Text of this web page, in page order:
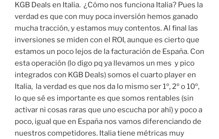
KGB Deals en Italia. ¿Cómo nos funciona Italia? Pues la
verdad es que con muy poca inversión hemos ganado
mucha tracción, y estamos muy contentos. Al final las
inversiones se miden con el ROI, aunque es cierto que
estamos un poco lejos de la facturación de España. Con
esta operación (lo digo pq ya llevamos un mes y pico
integrados con KGB Deals) somos el cuarto player en
Italia, la verdad es que nos da lo mismo ser 1º, 2º o 10º,
lo que sé es importante es que somos rentables (sin
activar ni cosas raras que uno escucha por ahí) y poco a
poco, igual que en España nos vamos diferenciando de
nuestros competidores. Italia tiene métricas muy